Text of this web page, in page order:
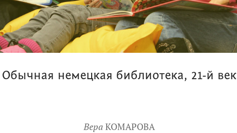
Обычная немецкая библиотека, 21-й век
Вера КОМАРОВА